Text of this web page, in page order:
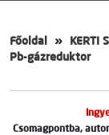
Főoldal KERTI
Pb-gázreduktor
Csomagpontba,